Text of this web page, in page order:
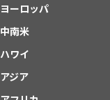
ヨーロッパ
中南米
ハワイ
アジア